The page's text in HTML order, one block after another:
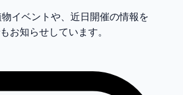
イベントや、近日開催の情報を
お知らせしています。